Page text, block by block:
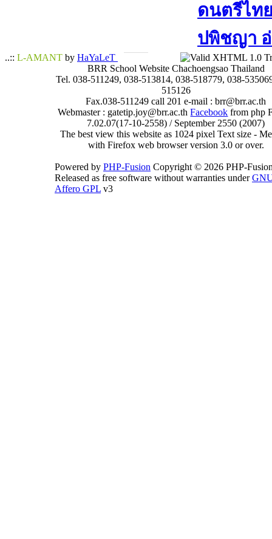
ดนตรีไท
ปพิชญา​ อ่
..:: L-AMANT by HaYaLeT
BRR School Website Chachoengsao Thailand
Tel. 038-511249, 038-513814, 038-518779, 038-
515126
Fax.038-511249 call 201 e-mail : brr@brr.ac.th
Webmaster : gatetip.joy@brr.ac.thFacebook from php
7.02.07(17-10-2558) / September 2550 (2007)
The best view this website as 1024 pixel Text size -
with Firefox web browser version 3.0 or over.
Powered by PHP-Fusion Copyright © 2026 PHP-
Released as free software without warranties under
Affero GPL v3